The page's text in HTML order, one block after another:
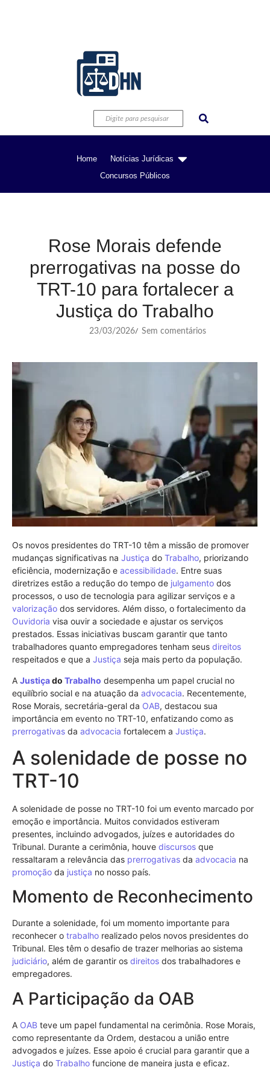
Home
Notícias Jurídicas
Concursos Públicos
Rose Morais defende
prerrogativas na posse do
TRT-10 para fortalecer a
Justiça do Trabalho
23/03/2026/ Sem comentários
Os novos presidentes do TRT-10 têm a missão de promover
mudanças significativas na Justiça do Trabalho, priorizando
eficiência, modernização e acessibilidade. Entre suas
diretrizes estão a redução do tempo de julgamento dos
processos, o uso de tecnologia para agilizar serviços e a
valorização dos servidores. Além disso, o fortalecimento da
Ouvidoria visa ouvir a sociedade e ajustar os serviços
prestados. Essas iniciativas buscam garantir que tanto
trabalhadores quanto empregadores tenham seus direitos
respeitados e que a Justiça seja mais perto da população.
A Justiçado Trabalho desempenha um papel crucial no
equilíbrio social e na atuação da advocacia. Recentemente,
Rose Morais, secretária-geral da OAB, destacou sua
importância em evento no TRT-10, enfatizando como as
prerrogativas da advocacia fortalecem a Justiça.
A solenidade de posse no
TRT-10
A solenidade de posse no TRT-10 foi um evento marcado por
emoção e importância. Muitos convidados estiveram
presentes, incluindo advogados, juízes e autoridades do
Tribunal. Durante a cerimônia, houve discursos que
ressaltaram a relevância das prerrogativas da advocacia na
promoção da justiça no nosso país.
Momento de Reconhecimento
Durante a solenidade, foi um momento importante para
reconhecer o trabalho realizado pelos novos presidentes do
Tribunal. Eles têm o desafio de trazer melhorias ao sistema
judiciário, além de garantir os direitos dos trabalhadores e
empregadores.
A Participação da OAB
A OAB teve um papel fundamental na cerimônia. Rose Morais,
como representante da Ordem, destacou a união entre
advogados e juízes. Esse apoio é crucial para garantir que a
Justiça do Trabalho funcione de maneira justa e eficaz.